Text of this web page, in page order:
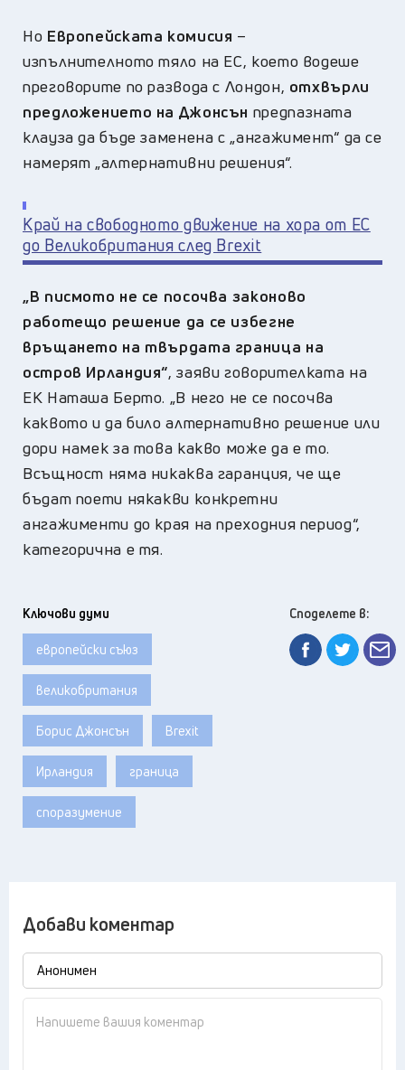
Но Европейската комисия –
изпълнителното тяло на ЕС, което водеше
преговорите по развода с Лондон, отхвърли
предложението на Джонсън предпазната
клауза да бъде заменена с „ангажимент“ да се
намерят „алтернативни решения“.
Край на свободното движение на хора от ЕС
до Великобритания след Brexit
„В писмото не се посочва законово
работещо решение да се избегне
връщането на твърдата граница на
остров Ирландия“, заяви говорителката на
ЕК Наташа Берто. „В него не се посочва
каквото и да било алтернативно решение или
дори намек за това какво може да е то.
Всъщност няма никаква гаранция, че ще
бъдат поети някакви конкретни
ангажименти до края на преходния период“,
категорична е тя.
Ключови думи
европейски съюз
великобритания
Борис Джонсън Brexit
Ирландия граница
споразумение
Споделете в:
Добави коментар